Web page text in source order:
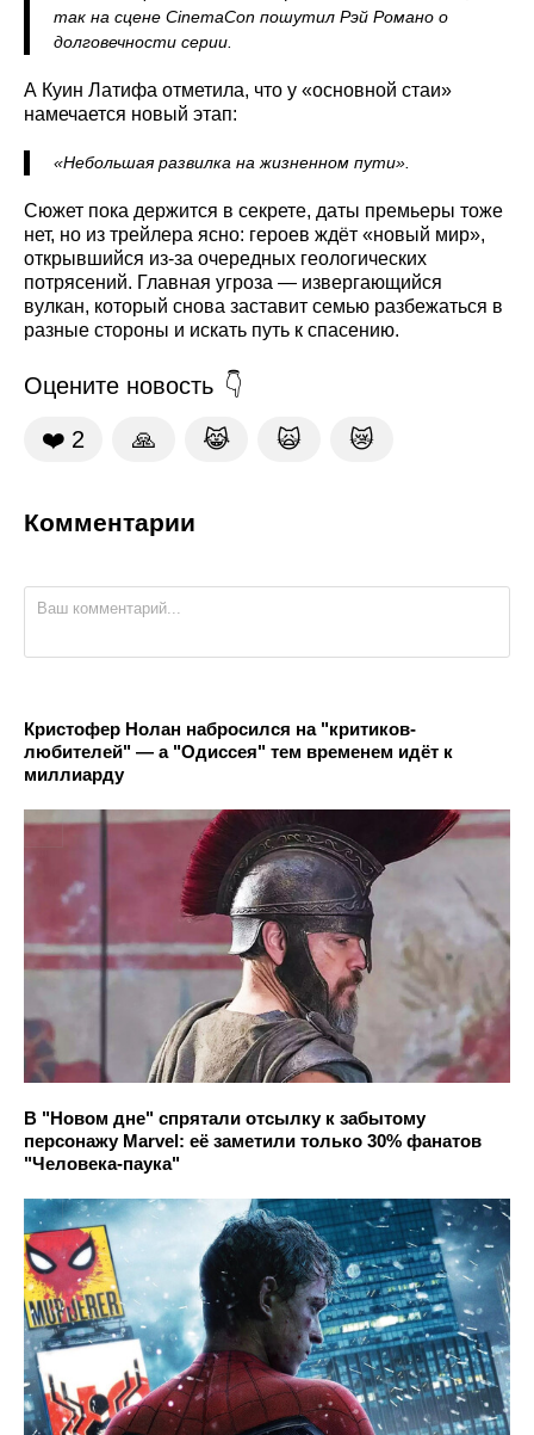
так на сцене CinemaCon пошутил Рэй Романо о
долговечности серии.
А Куин Латифа отметила, что у «основной стаи»
намечается новый этап:
«Небольшая развилка на жизненном пути».
Сюжет пока держится в секрете, даты премьеры тоже
нет, но из трейлера ясно: героев ждёт «новый мир»,
открывшийся из‑за очередных геологических
потрясений. Главная угроза — извергающийся
вулкан, который снова заставит семью разбежаться в
разные стороны и искать путь к спасению.
Оцените новость
❤️ 2 🙏 😹 🙀 😿
Комментарии
Кристофер Нолан набросился на "критиков-
любителей" — а "Одиссея" тем временем идёт к
миллиарду
В "Новом дне" спрятали отсылку к забытому
персонажу Marvel: её заметили только 30% фанатов
"Человека-паука"